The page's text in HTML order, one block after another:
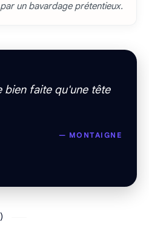
un bavardage prétentieux.
bien faite qu'une tête
— MONTAIGNE